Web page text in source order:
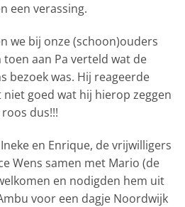
een verassing.
we bij onze (schoon)ouders
aan Pa verteld wat de
bezoek was. Hij reageerde
goed wat hij hierop zeggen
dus!!!
en Enrique, de vrijwilligers
Wens samen met Mario (de
en nodigden hem uit
voor een dagje Noordwijk